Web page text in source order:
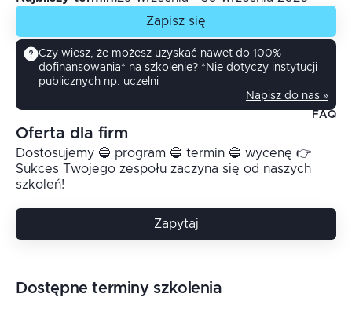
Zapisz się
Czy wiesz, że możesz uzyskać nawet do 100%
dofinansowania* na szkolenie? *Nie dotyczy instytucji
publicznych np. uczelni
Napisz do nas »
FAQ
Oferta dla firm
Dostosujemy 🔵 program 🔵 termin 🔵 wycenę 👉
Sukces Twojego zespołu zaczyna się od naszych
szkoleń!
Zapytaj
Dostępne terminy szkolenia